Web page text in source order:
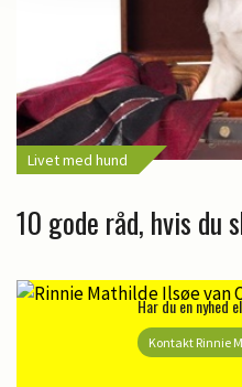
Livet med hund
10 gode råd, hvis du
Har du en nyhed
Kontakt Rinnie